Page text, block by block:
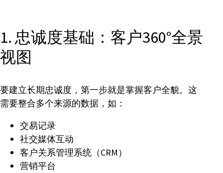
1. 忠诚度基础：客户360°全景
视图
要建立长期忠诚度，第一步就是掌握客户全貌。这
需要整合多个来源的数据，如：
交易记录
社交媒体互动
客户关系管理系统（CRM）
营销平台